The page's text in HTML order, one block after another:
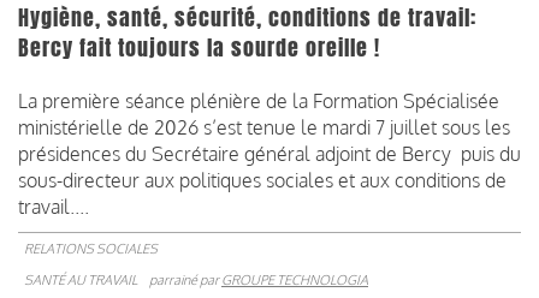
Hygiène, santé, sécurité, conditions de travail:
Bercy fait toujours la sourde oreille !
La première séance plénière de la Formation Spécialisée
ministérielle de 2026 s’est tenue le mardi 7 juillet sous les
présidences du Secrétaire général adjoint de Bercy puis du
sous-directeur aux politiques sociales et aux conditions de
travail....
RELATIONS SOCIALES
SANTÉ AU TRAVAIL
parrainé parGROUPE TECHNOLOGIA